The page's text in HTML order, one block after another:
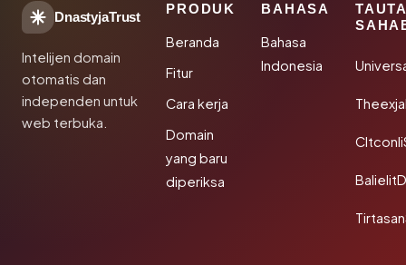
DnastyjaTrust
Intelijen domain
otomatis dan
independen untuk
web terbuka.
PRODUK
Beranda
Fitur
Cara kerja
Domain
yang baru
diperiksa
BAHASA
Bahasa
Indonesia